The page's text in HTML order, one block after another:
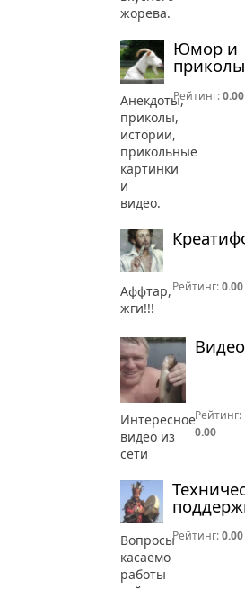
жорева.
Юмор и
приколы
Анекдоты,
приколы,
истории,
прикольные
картинки
и
видео.
Рейтинг:0.00
Аффтар,
жги!!!
Рейтинг:0.00
Видео
Интересное
видео из
сети
Рейтинг:
0.00
Вопросы
касаемо
работы
Рейтинг:0.00